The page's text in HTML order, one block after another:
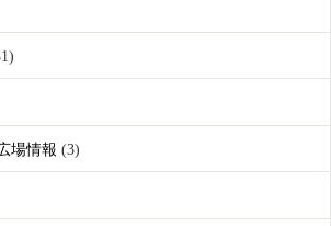
場情報 (3)